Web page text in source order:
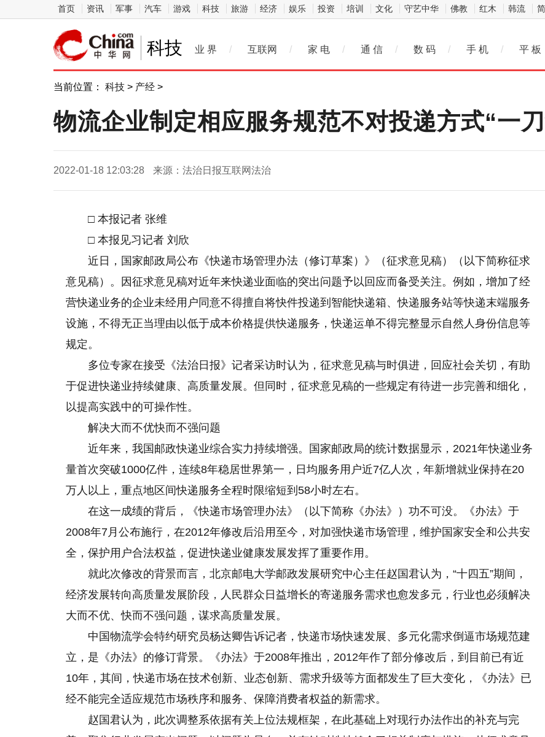
首页 资讯 军事 汽车 游戏 科技 旅游 经济 娱乐 投资 培训 文化 守艺中华 佛教 红木 韩流
科技 业 界 / 互联网 / 家 电 / 通 信 / 数 码 / 手 机 / 平 板
当前位置： 科技 > 产经 >
物流企业制定相应服务规范不对投递方式“一
2022-01-18 12:03:28 来源：法治日报互联网法治
□ 本报记者 张维
□ 本报见习记者 刘欣
近日，国家邮政局公布《快递市场管理办法（修订草案）》（征求意见稿）（以下简称征求
意见稿）。因征求意见稿对近年来快递业面临的突出问题予以回应而备受关注。例如，增加了经
营快递业务的企业未经用户同意不得擅自将快件投递到智能快递箱、快递服务站等快递末端服务
设施，不得无正当理由以低于成本价格提供快递服务，快递运单不得完整显示自然人身份信息等
规定。
多位专家在接受《法治日报》记者采访时认为，征求意见稿与时俱进，回应社会关切，有助
于促进快递业持续健康、高质量发展。但同时，征求意见稿的一些规定有待进一步完善和细化，
以提高实践中的可操作性。
解决大而不优快而不强问题
近年来，我国邮政快递业综合实力持续增强。国家邮政局的统计数据显示，2021年快递业务
量首次突破1000亿件，连续8年稳居世界第一，日均服务用户近7亿人次，年新增就业保持在20
万人以上，重点地区间快递服务全程时限缩短到58小时左右。
在这一成绩的背后，《快递市场管理办法》（以下简称《办法》）功不可没。《办法》于
2008年7月公布施行，在2012年修改后沿用至今，对加强快递市场管理，维护国家安全和公共安
全，保护用户合法权益，促进快递业健康发展发挥了重要作用。
就此次修改的背景而言，北京邮电大学邮政发展研究中心主任赵国君认为，“十四五”期间，
经济发展转向高质量发展阶段，人民群众日益增长的寄递服务需求也愈发多元，行业也必须解决
大而不优、快而不强问题，谋求高质量发展。
中国物流学会特约研究员杨达卿告诉记者，快递市场快速发展、多元化需求倒逼市场规范建
立，是《办法》的修订背景。《办法》于2008年推出，2012年作了部分修改后，到目前已有近
10年，其间，快递市场在技术创新、业态创新、需求升级等方面都发生了巨大变化，《办法》已
经不能完全适应规范市场秩序和服务、保障消费者权益的新需求。
赵国君认为，此次调整系依据有关上位法规框架，在此基础上对现行办法作出的补充与完